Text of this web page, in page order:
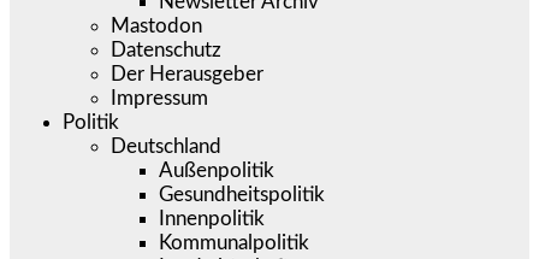
Mastodon
Datenschutz
Der Herausgeber
Impressum
Politik
Deutschland
Außenpolitik
Gesundheitspolitik
Innenpolitik
Kommunalpolitik